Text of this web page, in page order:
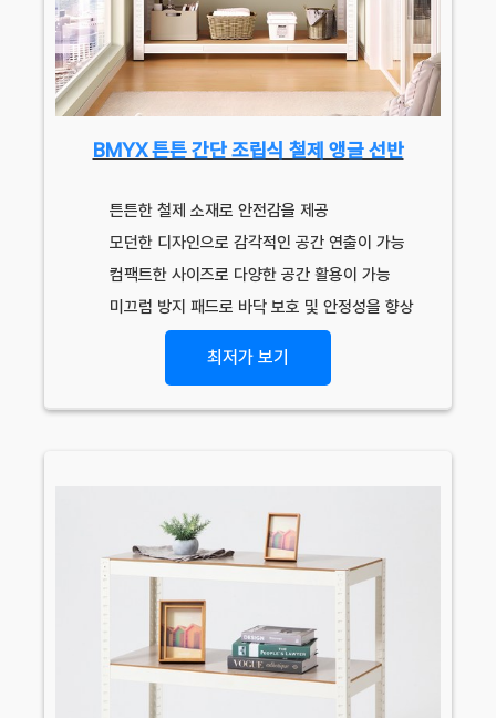
BMYX 튼튼 간단 조립식 철제 앵글 선반
튼튼한 철제 소재로 안전감을 제공
모던한 디자인으로 감각적인 공간 연출이 가능
컴팩트한 사이즈로 다양한 공간 활용이 가능
미끄럼 방지 패드로 바닥 보호 및 안정성을 향상
최저가 보기